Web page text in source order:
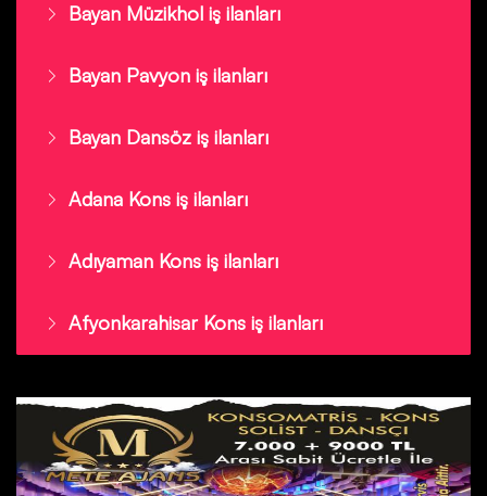
Bayan Müzikhol iş ilanları
Bayan Pavyon iş ilanları
Bayan Dansöz iş ilanları
Adana Kons iş ilanları
Adıyaman Kons iş ilanları
Afyonkarahisar Kons iş ilanları